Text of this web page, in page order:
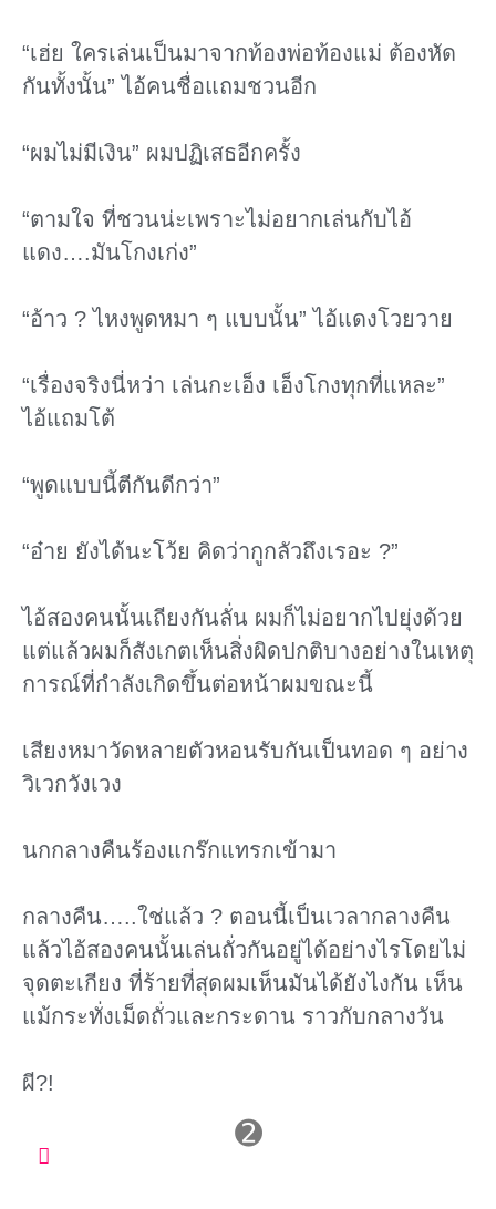
“เฮ่ย ใครเล่นเป็นมาจากท้องพ่อท้องแม่ ต้องหัด
กันทั้งนั้น” ไอ้คนชื่อแถมชวนอีก
“ผมไม่มีเงิน” ผมปฏิเสธอีกครั้ง
“ตามใจ ที่ชวนน่ะเพราะไม่อยากเล่นกับไอ้
แดง….มันโกงเก่ง”
“อ้าว ? ไหงพูดหมา ๆ แบบนั้น” ไอ้แดงโวยวาย
“เรื่องจริงนี่หว่า เล่นกะเอ็ง เอ็งโกงทุกที่แหละ”
ไอ้แถมโต้
“พูดแบบนี้ตีกันดีกว่า”
“อ๋าย ยังได้นะโว้ย คิดว่ากูกลัวถึงเรอะ ?”
ไอ้สองคนนั้นเถียงกันลั่น ผมก็ไม่อยากไปยุ่งด้วย
แต่แล้วผมก็สังเกตเห็นสิ่งผิดปกติบางอย่างในเหตุ
การณ์ที่กําลังเกิดขึ้นต่อหน้าผมขณะนี้
เสียงหมาวัดหลายตัวหอนรับกันเป็นทอด ๆ อย่าง
วิเวกวังเวง
นกกลางคืนร้องแกร๊กแทรกเข้ามา
กลางคืน…..ใช่แล้ว ? ตอนนี้เป็นเวลากลางคืน
แล้วไอ้สองคนนั้นเล่นถั่วกันอยู่ได้อย่างไรโดยไม่
จุดตะเกียง ที่ร้ายที่สุดผมเห็นมันได้ยังไงกัน เห็น
แม้กระทั่งเม็ดถั่วและกระดาน ราวกับกลางวัน
ผี?!
➋